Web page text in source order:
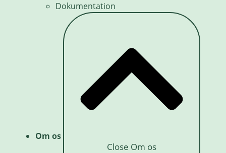
Dokumentation
Om os
Close Om os